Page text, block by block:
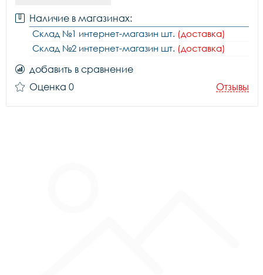
Наличие в магазинах:
Склад №1 интернет-магазин шт. (доставка)
Склад №2 интернет-магазин шт. (доставка)
добавить в сравнение
Оценка 0
Отзывы